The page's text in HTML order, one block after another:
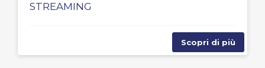
STREAMING
Scopri di più